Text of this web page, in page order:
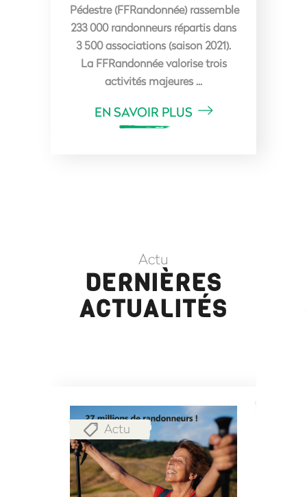
Pédestre (FFRandonnée) rassemble
233 000 randonneurs répartis dans
3 500 associations (saison 2021).
La FFRandonnée valorise trois
activités majeures
EN SAVOIR PLUS
Actu
DERNIÈRES
ACTUALITÉS
Actu